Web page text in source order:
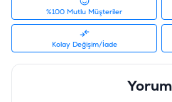
%100 Mutlu Müşteriler
Kolay Değişim/İade